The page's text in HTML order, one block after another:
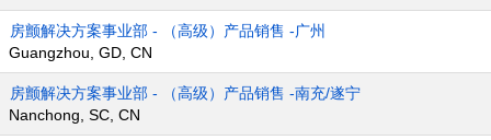
房颤解决方案事业部 - （高级）产品销售 -广州
Guangzhou, GD, CN
房颤解决方案事业部 - （高级）产品销售 -南充/遂宁
Nanchong, SC, CN